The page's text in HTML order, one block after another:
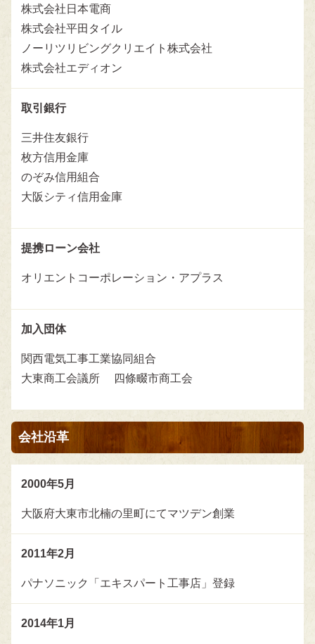
株式会社日本電商
株式会社平田タイル
ノーリツリビングクリエイト株式会社
株式会社エディオン
取引銀行
三井住友銀行
枚方信用金庫
のぞみ信用組合
大阪シティ信用金庫
提携ローン会社
オリエントコーポレーション・アプラス
加入団体
関西電気工事工業協同組合
大東商工会議所 四條畷市商工会
会社沿革
2000年5月
大阪府大東市北楠の里町にてマツデン創業
2011年2月
パナソニック「エキスパート工事店」登録
2014年1月